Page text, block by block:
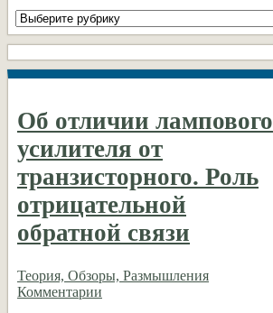
Все
рубрики
DIY
Об отличии лампового
усилителя от
транзисторного. Роль
отрицательной
обратной связи
Теория, Обзоры, Размышления
Комментарии